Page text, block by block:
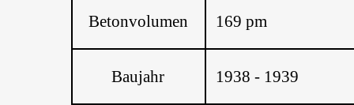
Betonvolumen 169 pm
Baujahr 1938 - 1939